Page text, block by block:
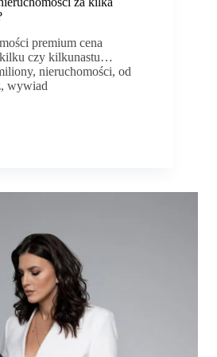
premium cena
kilku czy kilkunastu…
,nieruchomości,od
, wywiad